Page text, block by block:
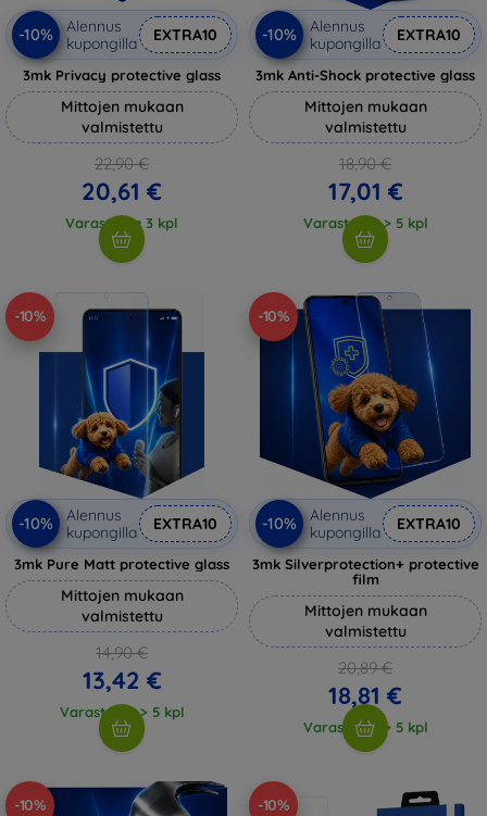
-10%
Alennus
kupongilla
EXTRA10
3mk Privacy protective glass
Mittojen mukaan
valmistettu
22,90 €
20,61 €
Varastossa 3 kpl
-10%
Alennus
kupongilla
EXTRA10
3mk Anti-Shock protective glass
Mittojen mukaan
valmistettu
18,90 €
17,01 €
Varastossa > 5 kpl
-10%
-10%
Alennus
kupongilla
EXTRA10
3mk Pure Matt protective glass
Mittojen mukaan
valmistettu
14,90 €
13,42 €
Varastossa > 5 kpl
-10%
-10%
Alennus
kupongilla
EXTRA10
3mk Silverprotection+ protective
film
Mittojen mukaan
valmistettu
20,89 €
18,81 €
Varastossa > 5 kpl
-10% -10%